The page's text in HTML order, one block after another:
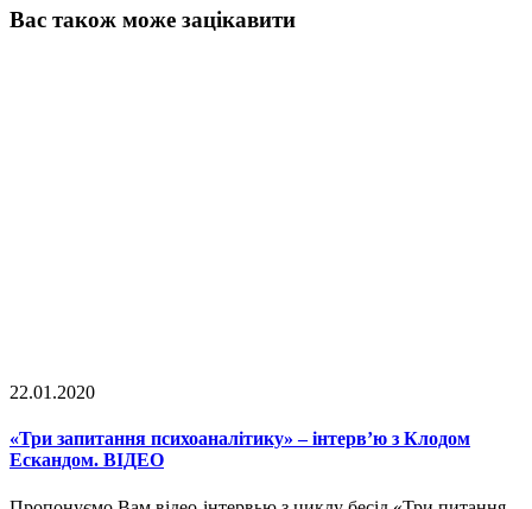
Вас також може зацікавити
22.01.2020
«Три запитання психоаналітику» – інтерв’ю з Клодом
Ескандом. ВІДЕО